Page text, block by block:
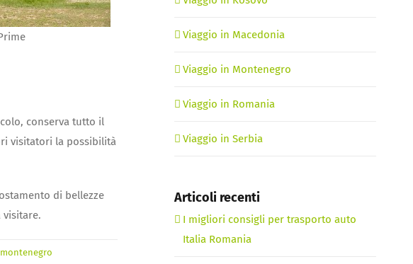
conserva tutto il
visitatori la possibilità
di bellezze
visitare.
Viaggio in Macedonia
Viaggio in Montenegro
Viaggio in Romania
Viaggio in Serbia
Articoli recenti
I migliori consigli per trasporto auto
Italia Romania